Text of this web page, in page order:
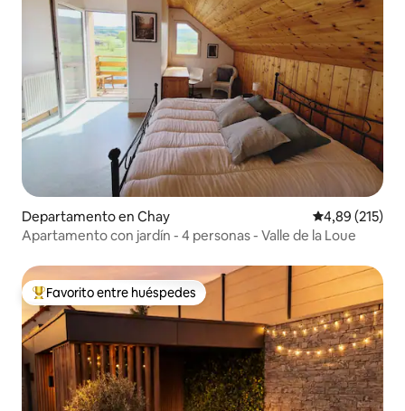
Departamento en Chay Calificación
4,89 (215)
Apartamento con jardín - 4 personas - Valle de la Loue
Favorito entre los huéspedes más destacados
Favorito entre huéspedes